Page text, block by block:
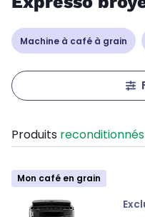
Machine à café à grain
Produits reconditionnés
Mon café en grain